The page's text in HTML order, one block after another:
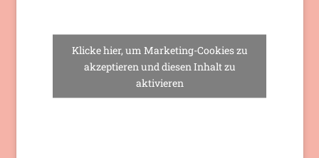
Klicke hier, um Marketing-Cookies zu
akzeptieren und diesen Inhalt zu
aktivieren